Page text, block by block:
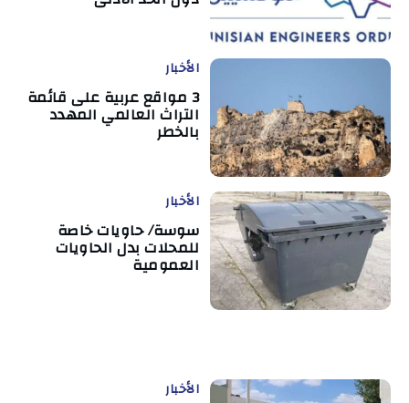
الأخبار
3 مواقع عربية على قائمة
التراث العالمي المهدد
بالخطر
الأخبار
سوسة/ حاويات خاصة
للمحلات بدل الحاويات
العمومية
الأخبار